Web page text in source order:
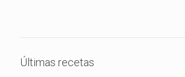
Últimas recetas